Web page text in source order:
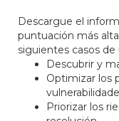
Descargue el
puntuación más
siguientes casos de
Descubrir y
Optimizar los
Priorizar los